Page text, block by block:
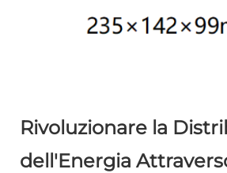
Rivoluzionare la
dell'Energia